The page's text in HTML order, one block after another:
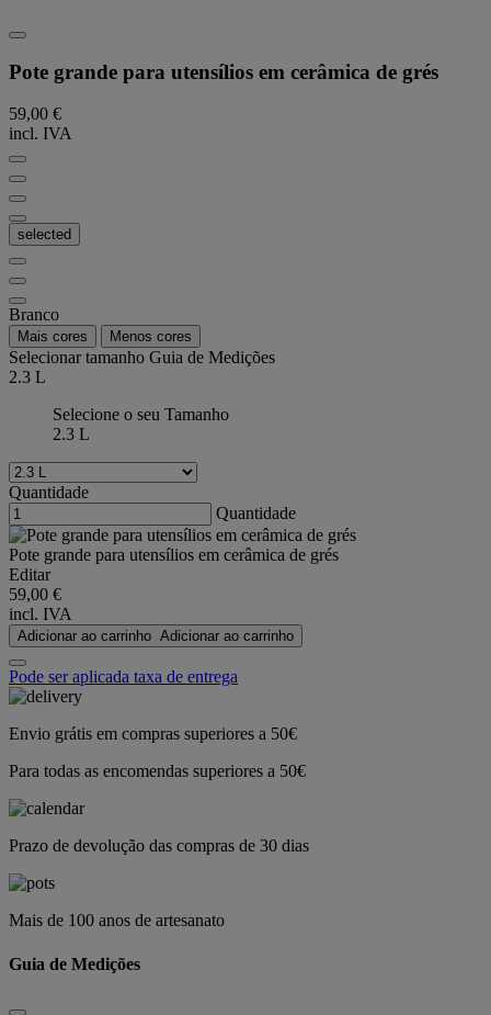
Pote grande para utensílios em cerâmica de grés
59,00 €
incl. IVA
selected
Branco
Mais cores Menos cores
Selecionar tamanho Guia de Medições
2.3 L
Selecione o seu Tamanho
2.3 L
Quantidade
Quantidade
Pote grande para utensílios em cerâmica de grés
Editar
59,00 €
incl. IVA
Adicionar ao carrinho Adicionar ao carrinho
Pode ser aplicada taxa de entrega
Envio grátis em compras superiores a 50€
Para todas as encomendas superiores a 50€
Prazo de devolução das compras de 30 dias
Mais de 100 anos de artesanato
Guia de Medições